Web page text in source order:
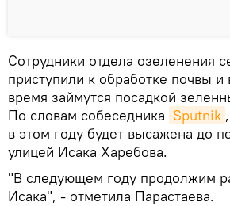
Сотрудники отдела озеленения
приступили к обработке почвы
время займутся посадкой
По словам собеседника Sputnik
в этом году будет высажена до
улицей Исака Харебова.
"В следующем году продолжим
Исака", - отметила Парастаева.